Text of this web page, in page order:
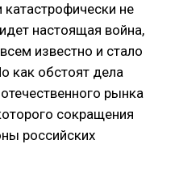
не
настоящая война,
известно и стало
как обстоят дела
рынка
сокращения
российских